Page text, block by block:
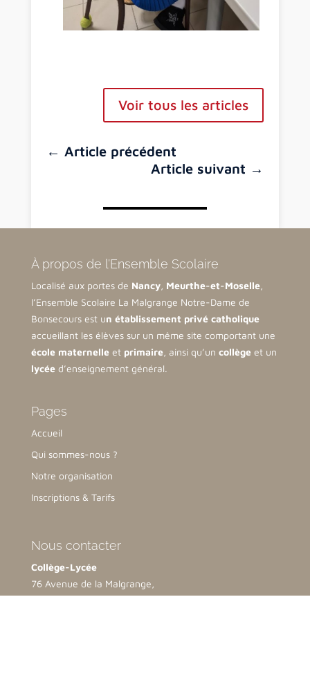
Voir tous les articles
←Article précédent
Article suivant →
À propos de l’Ensemble Scolaire
Localisé aux portes de Nancy, Meurthe-et-Moselle,
l’Ensemble Scolaire La Malgrange Notre-Dame de
Bonsecours est un établissement privé catholique
accueillant les élèves sur un même site comportant une
école maternelleet primaire, ainsi qu’un collègeet un
lycéed’enseignement général.
Pages
Accueil
Qui sommes-nous ?
Notre organisation
Inscriptions & Tarifs
Nous contacter
Collège-Lycée
76 Avenue de la Malgrange,